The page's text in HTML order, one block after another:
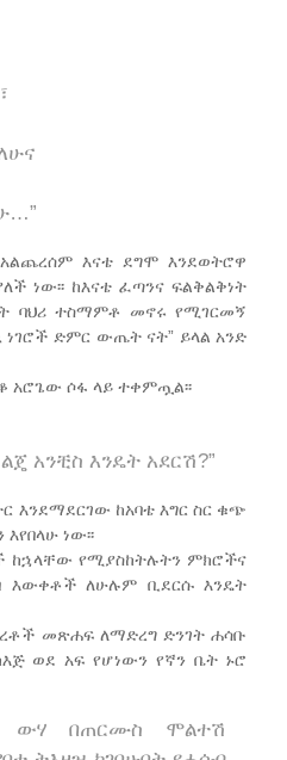
እናቴ ደግሞ እንደወትሮዋ
ነው፡፡ ከእናቴ ፈጣንና ፍልቅልቅነት
ባህሪ ተስማምቶ መኖሩ የሚገርመኝ
ነገሮች ድምር ውጤት ናት” ይላል አንድ
አሮጌው ሶፋ ላይ ተቀምጧል፡፡
አንቺስ እንዴት አደርሽ?”
እንደማደርገው ከአባቴ እግር ስር ቁጭ
ነው፡፡
ከኋላቸው የሚያስከትሉትን ምክሮችና
እውቀቶች ለሁሉም ቢደርሱ እንዴት
መጽሐፍ ለማድረግ ድንገት ሐሳቡ
ወደ አፍ የሆነውን የኛን ቤት ኑሮ
ውሃ በጠርሙስ ሞልተሽ